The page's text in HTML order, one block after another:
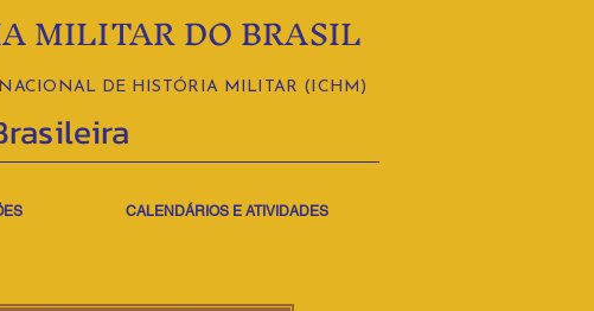
MILITAR DO BRASIL
DE HISTÓRIA MILITAR (ICHM)
CALENDÁRIOS E ATIVIDADES